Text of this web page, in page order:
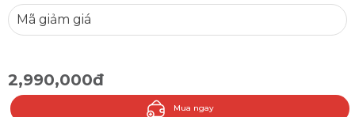
2,990,000đ
Mua ngay